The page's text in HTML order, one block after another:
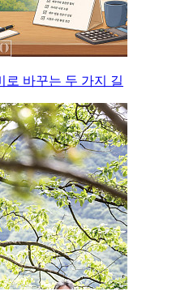
로 바꾸는 두 가지 길